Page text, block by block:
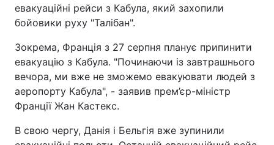
Україна
Економіка Світ
Спорт Наука
Техно і зв'язок Лайт
Зброя Інциденти
евакуаційні рейси з Кабула, який захопили
бойовики руху "Талібан".
Зокрема, Франція з 27 серпня планує припинити
евакуацію з Кабула. "Починаючи із завтрашнього
вечора, ми вже не зможемо евакуювати людей з
аеропорту Кабула", - заявив прем’єр-міністр
Франції Жан Кастекс.
В свою чергу, Данія і Бельгія вже зупинили